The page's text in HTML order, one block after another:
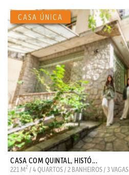
CASA COM QUINTAL, HISTÓ...
221 M2 / 4 QUARTOS / 2 BANHEIROS / 3 VAGAS